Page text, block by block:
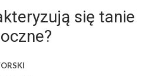
się tanie